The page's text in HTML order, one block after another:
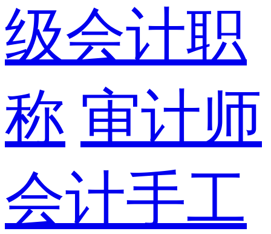
级会计职
称 审计师
会计手工